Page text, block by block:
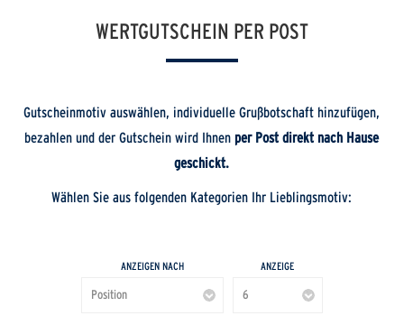
WERTGUTSCHEIN PER POST
Gutscheinmotiv auswählen, individuelle Grußbotschaft hinzufügen,
bezahlen und der Gutschein wird Ihnen per Post direkt nach Hause
geschickt.
Wählen Sie aus folgenden Kategorien Ihr Lieblingsmotiv:
ANZEIGEN NACH ANZEIGE